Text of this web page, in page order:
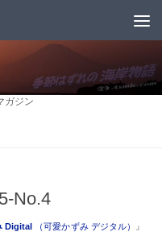
ガジン
No.4
Digital （可愛かずみ デジタル）
』